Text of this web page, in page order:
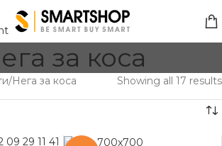
за коса
Нега за коса Showing all 17 results